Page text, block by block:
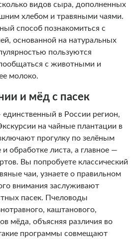
видов сыра, дополненных
хлебом и травяными чаями.
способ познакомиться с
основанной на натуральных
пользуются
с животными и
молоко.
и мёд с пасек
в России регион,
на чайные плантации в
прогулку по зелёным
обработке листа, а главное —
Вы попробуете классический
чаи, узнаете о правильном
внимания заслуживают
пасек. Пчеловоды
каштанового,
мёда, объясняя различия во
программы совмещают